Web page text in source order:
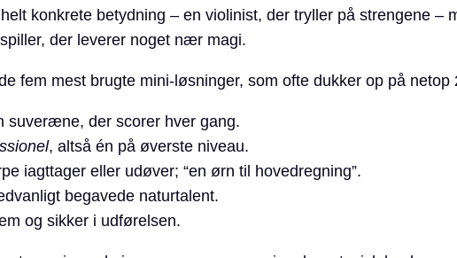
konkrete betydning – en violinist, der tryller på strengene –
der leverer noget nær magi.
fem mest brugte mini-løsninger, som ofte dukker op på netop
suveræne, der scorer hver gang.
, altså én på øverste niveau.
iagttager eller udøver; “en ørn til hovedregning”.
begavede naturtalent.
og sikker i udførelsen.